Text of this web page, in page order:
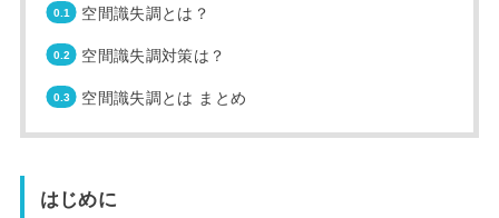
空間識失調とは？
空間識失調対策は？
空間識失調とは まとめ
はじめに